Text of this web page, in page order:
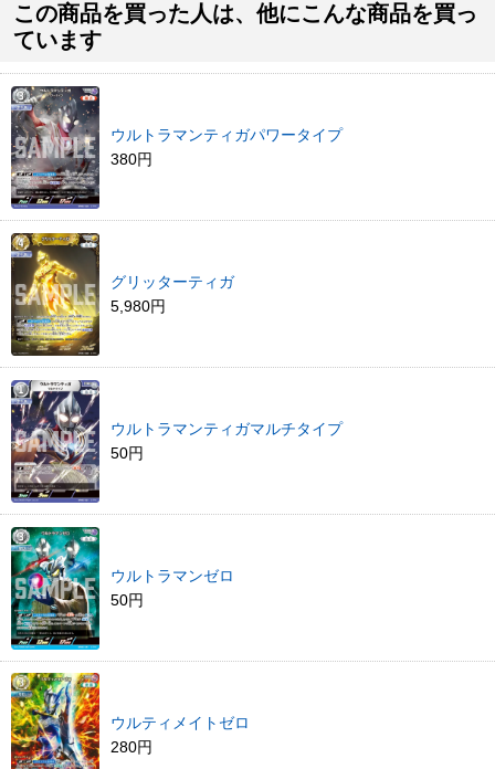
この商品を買った人は、他にこんな商品を買っ
ています
ウルトラマンティガパワータイプ
380円
グリッターティガ
5,980円
ウルトラマンティガマルチタイプ
50円
ウルトラマンゼロ
50円
ウルティメイトゼロ
280円